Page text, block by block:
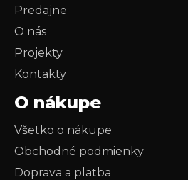
Predajne
O nás
Projekty
Kontakty
O nákupe
Všetko o nákupe
Obchodné podmienky
Doprava a platba